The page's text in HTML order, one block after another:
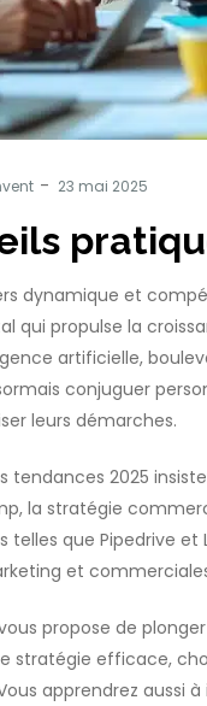
dynamique et
qui propulse la
artificielle,
conjuguer
leurs démarches.
tendances 2025
la stratégie
telles que Pipedrive
et
propose de
stratégie efficace,
apprendrez aussi